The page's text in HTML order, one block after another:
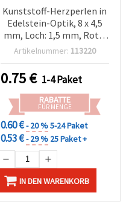
Kunststoff-Herzperlen in
Edelstein-Optik, 8 x 4,5
mm, Loch: 1,5 mm, Rot –
20 g (ca. 140 Stk.), für
Schmuckherstellung
Artikelnummer: 113220
0.75€ 1-4 Paket
RABATTE
FÜR MENGE
0.60 €- 20 %5-24 Paket
0.53 €- 29 % 25 Paket +
IN DEN WARENKORB